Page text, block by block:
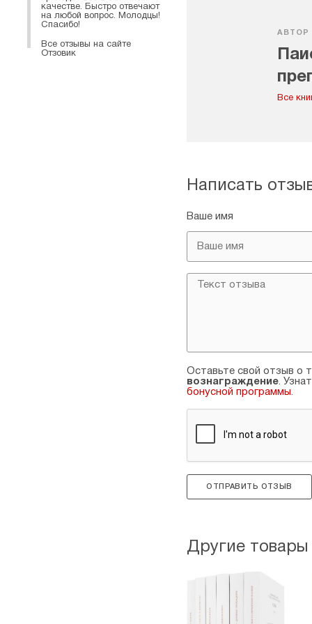
АВТОР
Все
Написать
Ваше имя
Оставьте свой отзыв о
вознаграждение.
бонусной программы.
ОТПРАВИТЬ ОТЗЫВ
Другие товары
качестве. Быстро отвечают
на любой вопрос. Молодцы!
Спасибо!
Все отзывы на сайте
Отзовик